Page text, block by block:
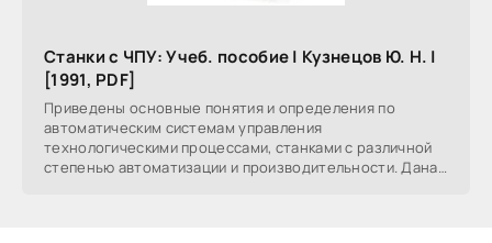
Станки с ЧПУ: Учеб. пособие | Кузнецов Ю. Н. |
[1991, PDF]
Приведены основные понятия и определения по
автоматическим системам управления
технологическими процессами, станками с различной
степенью автоматизации и производительности. Дана